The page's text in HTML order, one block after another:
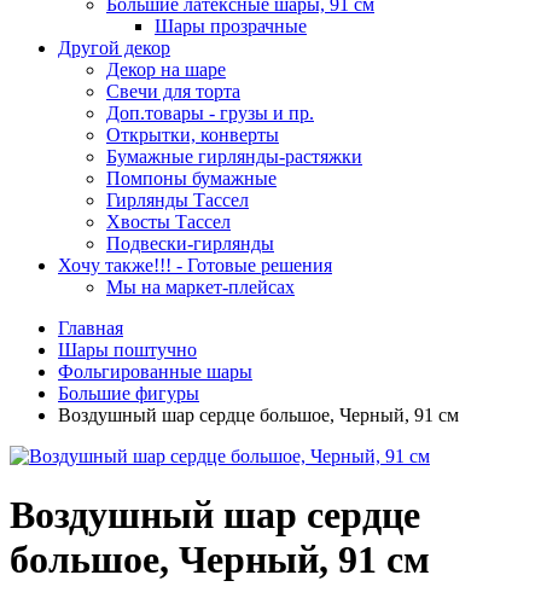
Большие латексные шары, 91 см
Шары прозрачные
Другой декор
Декор на шаре
Свечи для торта
Доп.товары - грузы и пр.
Открытки, конверты
Бумажные гирлянды-растяжки
Помпоны бумажные
Гирлянды Тассел
Хвосты Тассел
Подвески-гирлянды
Хочу также!!! - Готовые решения
Мы на маркет-плейсах
Главная
Шары поштучно
Фольгированные шары
Большие фигуры
Воздушный шар сердце большое, Черный, 91 см
Воздушный шар сердце
большое, Черный, 91 см